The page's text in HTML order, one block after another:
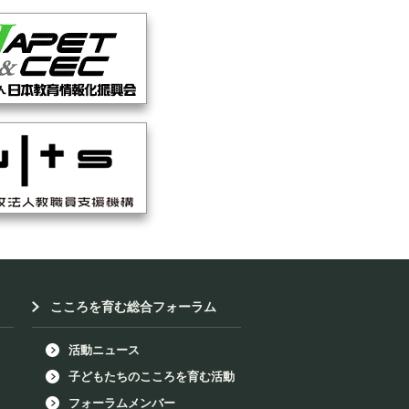
こころを育む総合フォーラム
活動ニュース
子どもたちのこころを育む活動
フォーラムメンバー